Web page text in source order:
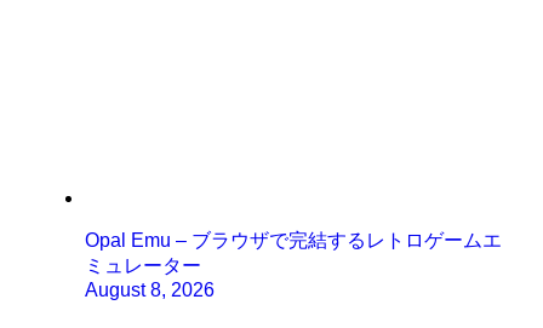
Opal Emu – ブラウザで完結するレトロゲームエ
ミュレーター
August 8, 2026